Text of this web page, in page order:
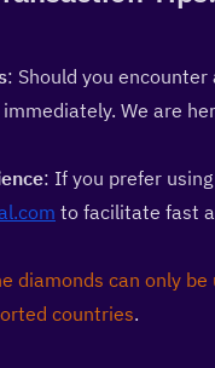
: Should you
We are
to facilitate fast
diamonds can only
countries.